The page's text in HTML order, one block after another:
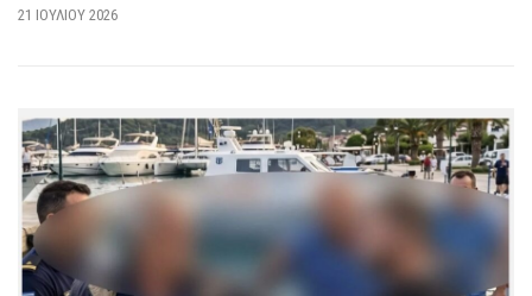
21 ΙΟΥΛΊΟΥ 2026